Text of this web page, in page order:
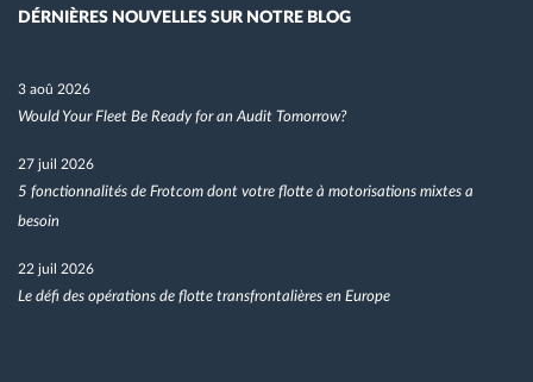
DÉRNIÈRES NOUVELLES SUR NOTRE BLOG
3 aoû 2026
Would Your Fleet Be Ready for an Audit Tomorrow?
27 juil 2026
5 fonctionnalités de Frotcom dont votre flotte à motorisations mixtes a
besoin
22 juil 2026
Le défi des opérations de flotte transfrontalières en Europe